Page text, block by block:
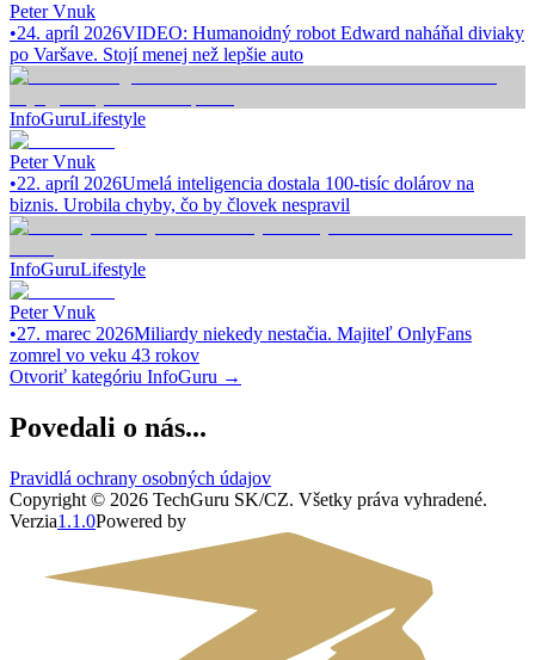
Peter Vnuk
•24. apríl 2026VIDEO: Humanoidný robot Edward naháňal diviaky
po Varšave. Stojí menej než lepšie auto
InfoGuruLifestyle
Peter Vnuk
•22. apríl 2026Umelá inteligencia dostala 100-tisíc dolárov na
biznis. Urobila chyby, čo by človek nespravil
InfoGuruLifestyle
Peter Vnuk
•27. marec 2026Miliardy niekedy nestačia. Majiteľ OnlyFans
zomrel vo veku 43 rokov
Otvoriť kategóriu InfoGuru →
Povedali o nás...
Pravidlá ochrany osobných údajov
Copyright © 2026 TechGuru SK/CZ. Všetky práva vyhradené.
Verzia1.1.0Powered by